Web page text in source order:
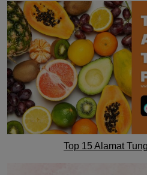
Top 15 Alamat